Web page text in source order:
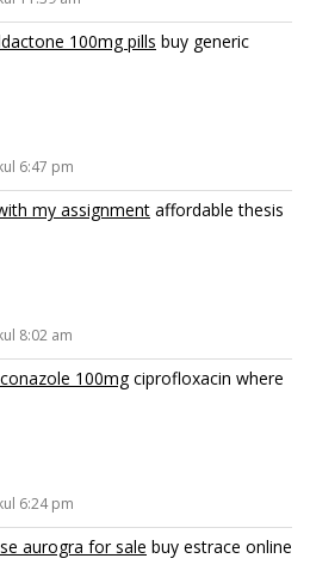
100mg pills buy generic
6:47 pm
my assignment affordable thesis
8:02 am
100mgciprofloxacin where
6:24 pm
aurogra for sale buy estrace online